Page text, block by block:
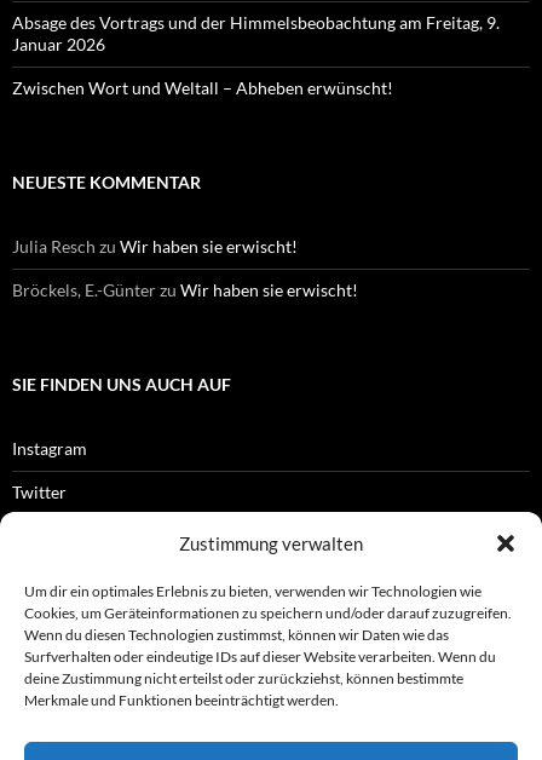
Zustimmung verwalten
Um dir ein optimales Erlebnis zu bieten, verwenden wir Technologien wie
Cookies, um Geräteinformationen zu speichern und/oder darauf zuzugreifen.
Wenn du diesen Technologien zustimmst, können wir Daten wie das
Surfverhalten oder eindeutige IDs auf dieser Website verarbeiten. Wenn du
deine Zustimmung nicht erteilst oder zurückziehst, können bestimmte
Merkmale und Funktionen beeinträchtigt werden.
Absage des Vortrags und der Himmelsbeobachtung am Freitag, 9.
Januar 2026
Zwischen Wort und Weltall – Abheben erwünscht!
NEUESTE KOMMENTAR
Julia Resch zu Wir haben sie erwischt!
Bröckels, E.-Günterzu Wir haben sie erwischt!
SIE FINDEN UNS AUCH AUF
Instagram
Twitter
OFFIZIELLES
Impressum